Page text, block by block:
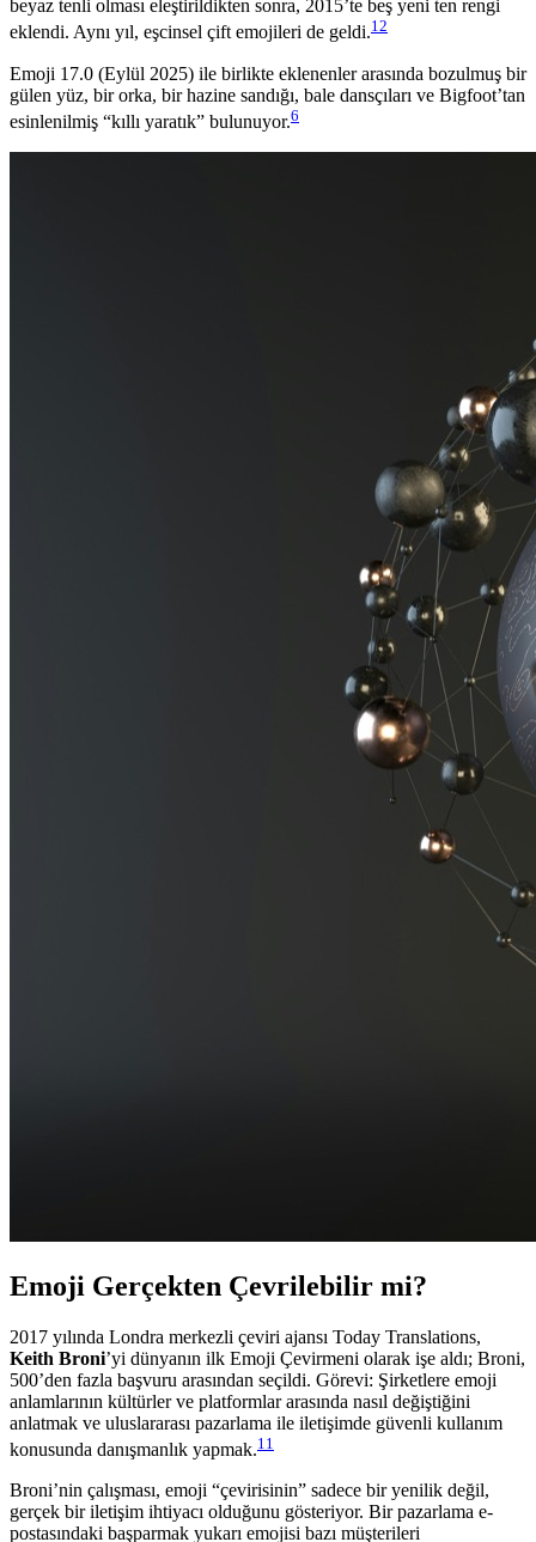
beyaz tenli olması eleştirildikten sonra, 2015’te beş yeni ten rengi
eklendi. Aynı yıl, eşcinsel çift emojileri de geldi.12
Emoji 17.0 (Eylül 2025) ile birlikte eklenenler arasında bozulmuş bir
gülen yüz, bir orka, bir hazine sandığı, bale dansçıları ve Bigfoot’tan
esinlenilmiş “kıllı yaratık” bulunuyor.6
Emoji Gerçekten Çevrilebilir mi?
2017 yılında Londra merkezli çeviri ajansı Today Translations,
Keith Broni’yi dünyanın ilk Emoji Çevirmeni olarak işe aldı; Broni,
500’den fazla başvuru arasından seçildi. Görevi: Şirketlere emoji
anlamlarının kültürler ve platformlar arasında nasıl değiştiğini
anlatmak ve uluslararası pazarlama ile iletişimde güvenli kullanım
konusunda danışmanlık yapmak.11
Broni’nin çalışması, emoji “çevirisinin” sadece bir yenilik değil,
gerçek bir iletişim ihtiyacı olduğunu gösteriyor. Bir pazarlama e-
postasındaki başparmak yukarı emojisi bazı müşterileri